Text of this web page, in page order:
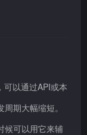
可以通过API或本
期大幅缩短。
候可以用它来辅